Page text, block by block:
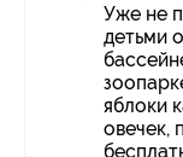
Уже не
детьми
яблоки
овечек,